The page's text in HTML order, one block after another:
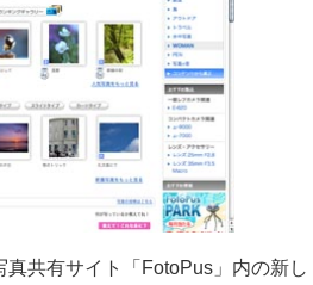
共有サイト「FotoPus」内の新し